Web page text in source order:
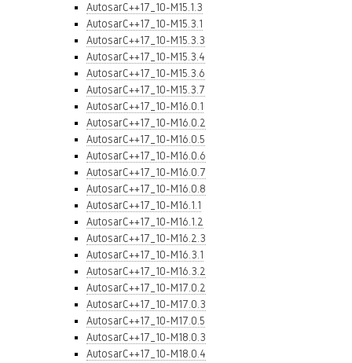
AutosarC++17_10-M15.1.3
AutosarC++17_10-M15.3.1
AutosarC++17_10-M15.3.3
AutosarC++17_10-M15.3.4
AutosarC++17_10-M15.3.6
AutosarC++17_10-M15.3.7
AutosarC++17_10-M16.0.1
AutosarC++17_10-M16.0.2
AutosarC++17_10-M16.0.5
AutosarC++17_10-M16.0.6
AutosarC++17_10-M16.0.7
AutosarC++17_10-M16.0.8
AutosarC++17_10-M16.1.1
AutosarC++17_10-M16.1.2
AutosarC++17_10-M16.2.3
AutosarC++17_10-M16.3.1
AutosarC++17_10-M16.3.2
AutosarC++17_10-M17.0.2
AutosarC++17_10-M17.0.3
AutosarC++17_10-M17.0.5
AutosarC++17_10-M18.0.3
AutosarC++17_10-M18.0.4